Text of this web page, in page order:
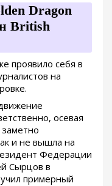
Dragon
British
проявило себя в
на
осевая
и не вышла на
Федерации
Сырцов в
примерный